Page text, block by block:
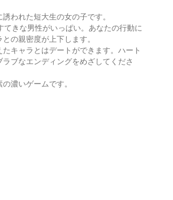
われた短大生の女の子です。
てきな男性がいっぱい。あなたの行動に
の親密度が上下します。
キャラとはデートができます。ハート
ブなエンディングをめざしてくださ
濃いゲームです。